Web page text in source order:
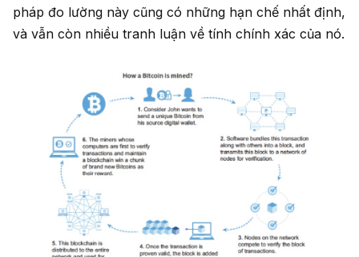
pháp đo lường này cũng có những hạn chế nhất định,
và vẫn còn nhiều tranh luận về tính chính xác của nó.